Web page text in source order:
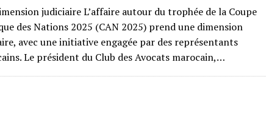
judiciaire L’affaire autour du trophée de la Coupe
des Nations 2025 (CAN 2025) prend une dimension
avec une initiative engagée par des représentants
Le président du Club des Avocats marocain,…